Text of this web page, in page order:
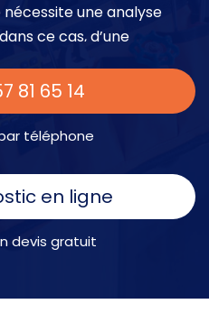
nécessite une analyse
ce cas, d’une
81 65 14
téléphone
en ligne
devis gratuit